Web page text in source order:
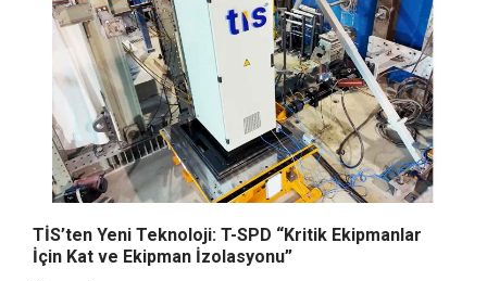
TİS’ten Yeni Teknoloji: T-SPD “Kritik Ekipmanlar
İçin Kat ve Ekipman İzolasyonu”